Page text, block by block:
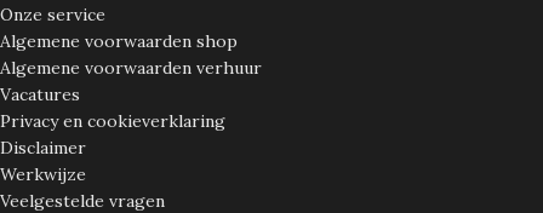
Onze service
Algemene voorwaarden shop
Algemene voorwaarden verhuur
Vacatures
Privacy en cookieverklaring
Disclaimer
Werkwijze
Veelgestelde vragen